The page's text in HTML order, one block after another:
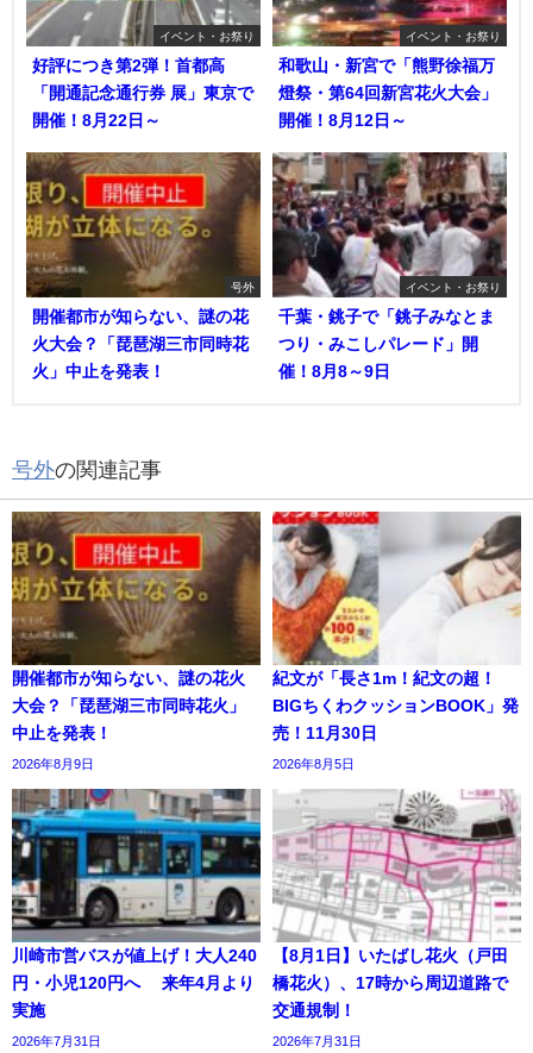
イベント・お祭り
好評につき第2弾！首都高
「開通記念通行券 展」東京で
開催！8月22日～
イベント・お祭り
和歌山・新宮で「熊野徐福万
燈祭・第64回新宮花火大会」
開催！8月12日～
号外
開催都市が知らない、謎の花
火大会？「琵琶湖三市同時花
火」中止を発表！
イベント・お祭り
千葉・銚子で「銚子みなとま
つり・みこしパレード」開
催！8月8～9日
号外の関連記事
開催都市が知らない、謎の花火
大会？「琵琶湖三市同時花火」
中止を発表！
2026年8月9日
紀文が「長さ1m！紀文の超！
BIGちくわクッションBOOK」発
売！11月30日
2026年8月5日
川崎市営バスが値上げ！大人240
円・小児120円へ 来年4月より
実施
2026年7月31日
【8月1日】いたばし花火（戸田
橋花火）、17時から周辺道路で
交通規制！
2026年7月31日